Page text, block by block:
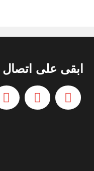
ابقى على اتصال